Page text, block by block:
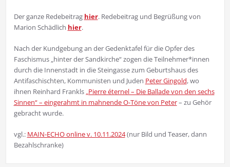
Der ganze Redebeitrag hier. Redebeitrag und Begrüßung von
Marion Schädlich hier.
Nach der Kundgebung an der Gedenktafel für die Opfer des
Faschismus „hinter der Sandkirche“ zogen die Teilnehmer*innen
durch die Innenstadt in die Steingasse zum Geburtshaus des
Antifaschischten, Kommunisten und Juden Peter Gingold, wo
ihnen Reinhard Frankls „Pierre éternel – Die Ballade von den sechs
Sinnen“ – eingerahmt in mahnende O-Töne von Peter– zu Gehör
gebracht wurde.
vgl.: MAIN-ECHO online v. 10.11.2024(nur Bild und Teaser, dann
Bezahlschranke)